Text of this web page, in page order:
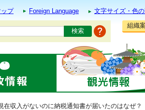
プ Foreign Language
文字サイズ・色
組織
在収入がないのに納税通知書が届いたのはなぜ？